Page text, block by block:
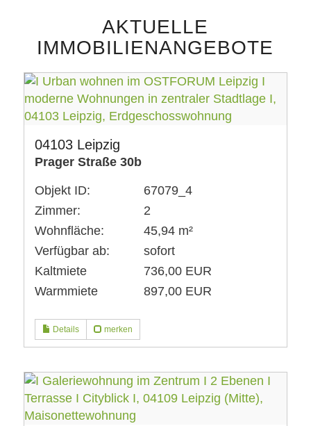
AKTUELLE
IMMOBILIENANGEBOTE
04103 Leipzig
Prager Straße 30b
Objekt ID:
67079_4
Zimmer:
2
Wohnfläche:
45,94 m²
Verfügbar ab:
sofort
Kaltmiete
736,00 EUR
Warmmiete
897,00 EUR
Details merken